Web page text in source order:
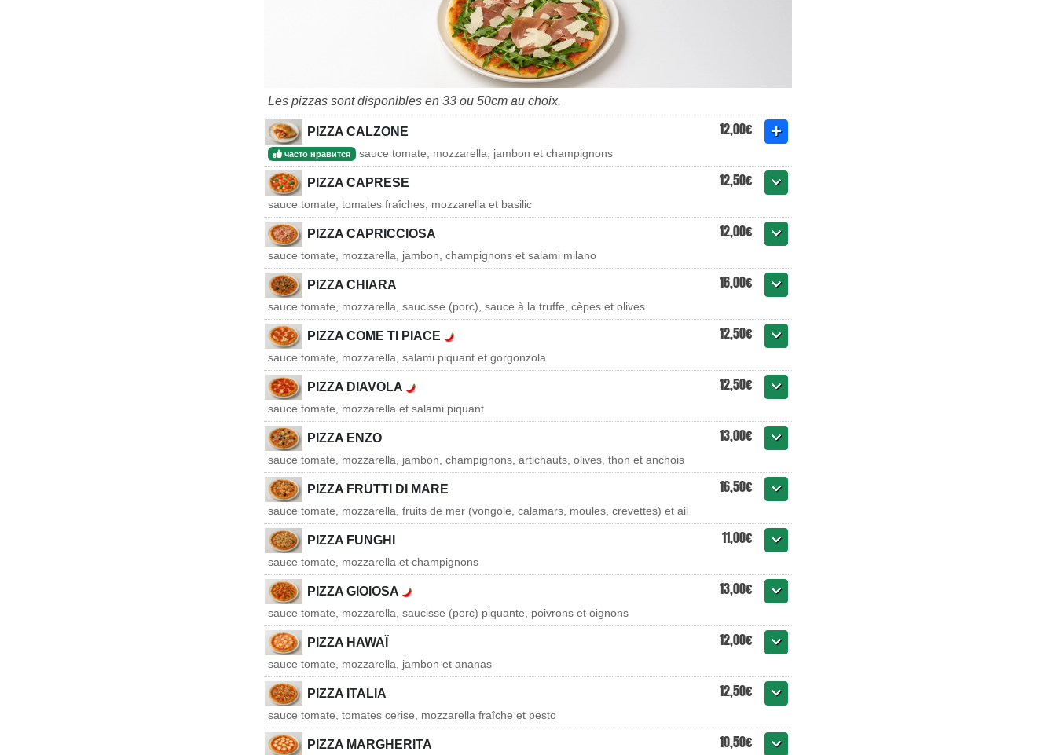
Les pizzas sont disponibles en 33 ou 50cm au choix.
PIZZA CALZONE 12,00€
часто нравится sauce tomate, mozzarella, jambon et champignons
PIZZA CAPRESE 12,50€
sauce tomate, tomates fraîches, mozzarella et basilic
PIZZA CAPRICCIOSA 12,00€
sauce tomate, mozzarella, jambon, champignons et salami milano
PIZZA CHIARA 16,00€
sauce tomate, mozzarella, saucisse (porc), sauce à la truffe, cèpes et olives
PIZZA COME TI PIACE 12,50€
sauce tomate, mozzarella, salami piquant et gorgonzola
PIZZA DIAVOLA 12,50€
sauce tomate, mozzarella et salami piquant
PIZZA ENZO 13,00€
sauce tomate, mozzarella, jambon, champignons, artichauts, olives, thon et anchois
PIZZA FRUTTI DI MARE 16,50€
sauce tomate, mozzarella, fruits de mer (vongole, calamars, moules, crevettes) et ail
PIZZA FUNGHI 11,00€
sauce tomate, mozzarella et champignons
PIZZA GIOIOSA 13,00€
sauce tomate, mozzarella, saucisse (porc) piquante, poivrons et oignons
PIZZA HAWAÏ 12,00€
sauce tomate, mozzarella, jambon et ananas
PIZZA ITALIA 12,50€
sauce tomate, tomates cerise, mozzarella fraîche et pesto
PIZZA MARGHERITA 10,50€